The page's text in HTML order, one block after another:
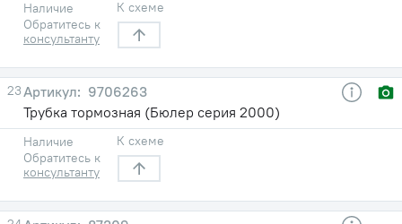
Наличие
Обратитесь к
консультанту
К схеме
23
9706263
Трубка тормозная (Бюлер серия 2000)
Наличие
Обратитесь к
консультанту
К схеме